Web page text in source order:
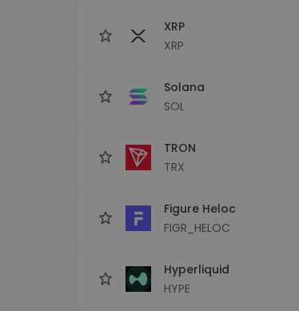
XRP
XRP
Solana
SOL
TRON
TRX
Figure Heloc
FIGR_HELOC
Hyperliquid
HYPE